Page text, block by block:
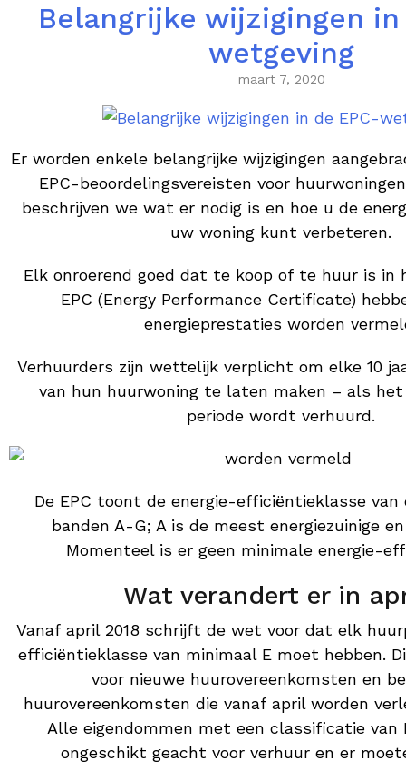
Belangrijke wijzigingen in
wetgeving
maart 7, 2020
Er worden enkele belangrijke wijzigingen
EPC-beoordelingsvereisten voor
beschrijven we wat er nodig is en hoe u de
uw woning kunt verbeteren.
Elk onroerend goed dat te koop of te huur is in
EPC (Energy Performance Certificate)
energieprestaties worden
Verhuurders zijn wettelijk verplicht om elke 10
van hun huurwoning te laten maken – als het
periode wordt verhuurd.
De EPC toont de energie-efficiëntieklasse van
banden A-G; A is de meest energiezuinige
Momenteel is er geen minimale energie-
Wat verandert er in
Vanaf april 2018 schrijft de wet voor dat elk
efficiëntieklasse van minimaal E moet hebben.
voor nieuwe huurovereenkomsten en
huurovereenkomsten die vanaf april worden
Alle eigendommen met een classificatie van
ongeschikt geacht voor verhuur en er